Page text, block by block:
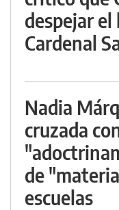
despejar
Cardenal
Nadia
cruzada
de
escuelas